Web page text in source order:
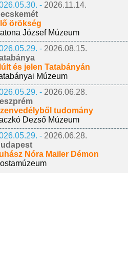
- 2026.11.14.
örökség
József Múzeum
- 2026.08.15.
és jelen Tatabányán
Múzeum
- 2026.06.28.
tudomány
Dezső Múzeum
- 2026.06.28.
Nóra Mailer Démon